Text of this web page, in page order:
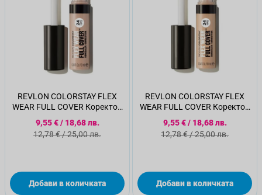
REVLON COLORSTAY FLEX
WEAR FULL COVER Коректор
020,10мл
Специална цена
9,55 €/ 18,68 лв.
Стандартна цена
12,78 €/25,00 лв.
Добави в количката
REVLON COLORSTAY FLEX
WEAR FULL COVER Коректор
030, 10мл
Специална цена
9,55 €/ 18,68 лв.
Стандартна цена
12,78 €/25,00 лв.
Добави в количката